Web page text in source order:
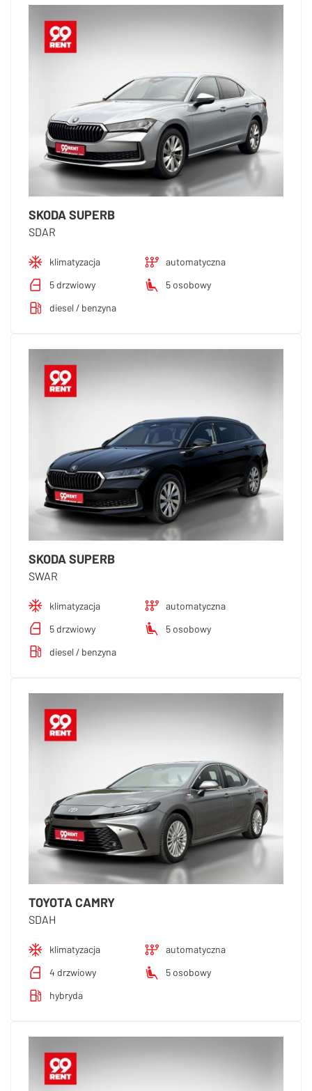
SKODA SUPERB
SDAR
klimatyzacja
automatyczna
5 drzwiowy
5 osobowy
diesel / benzyna
SKODA SUPERB
SWAR
klimatyzacja
automatyczna
5 drzwiowy
5 osobowy
diesel / benzyna
TOYOTA CAMRY
SDAH
klimatyzacja
automatyczna
4 drzwiowy
5 osobowy
hybryda